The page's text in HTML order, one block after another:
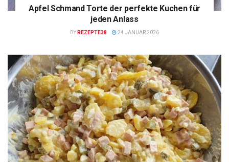
Apfel Schmand Torte der perfekte Kuchen für
jeden Anlass
BY REZEPTE38 24 JANUAR 2026